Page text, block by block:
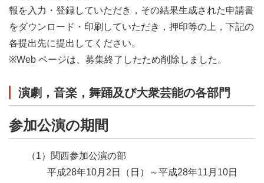
報を入力・登録していただき，その結果生成された申請書
をダウンロード・印刷していただき，押印等の上，下記の
各提出先に提出してください。
※Web ページは、募集終了したため削除しました。
演劇，音楽，舞踊及び大衆芸能の各部門
参加公演の期間
（1）関西参加公演の部
平成28年10月2日
（日）
～平成28年11月10日